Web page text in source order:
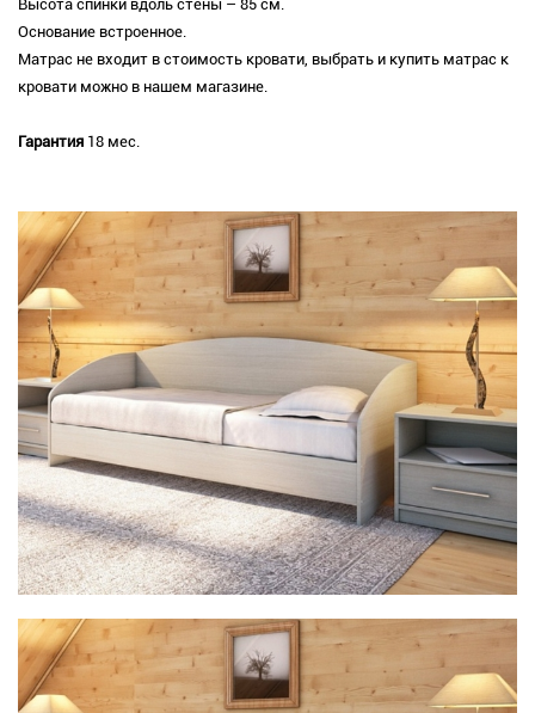
Высота спинки вдоль стены – 85 см.
Основание встроенное.
Матрас не входит в стоимость кровати, выбрать и купить матрас к
кровати можно в нашем магазине.
Гарантия 18 мес.